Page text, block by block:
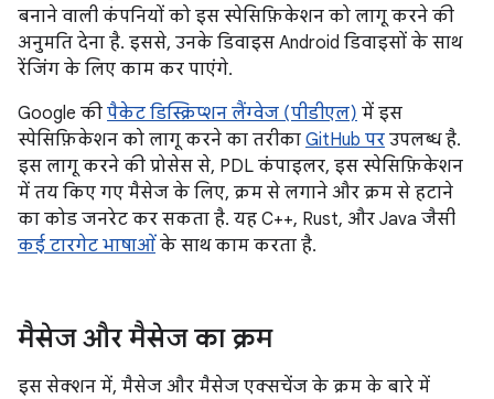
बनाने वाली कंपनियों को इस स्पेसिफ़िकेशन को लागू करने की
अनुमति देना है. इससे, उनके डिवाइस Android डिवाइसों के साथ
रेंजिंग के लिए काम कर पाएंगे.
Google की पैकेट डिस्क्रिप्शन लैंग्वेज (पीडीएल) में इस
स्पेसिफ़िकेशन को लागू करने का तरीका GitHub पर उपलब्ध है.
इस लागू करने की प्रोसेस से, PDL कंपाइलर, इस स्पेसिफ़िकेशन
में तय किए गए मैसेज के लिए, क्रम से लगाने और क्रम से हटाने
का कोड जनरेट कर सकता है. यह C++, Rust, और Java जैसी
कई टारगेट भाषाओं के साथ काम करता है.
मैसेज और मैसेज का क्रम
इस सेक्शन में, मैसेज और मैसेज एक्सचेंज के क्रम के बारे में